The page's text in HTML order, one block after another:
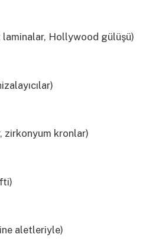
Hollywood gülüşü)
zirkonyum kronlar)
aletleriyle)